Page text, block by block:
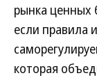
рынка ценных
если правила
которая